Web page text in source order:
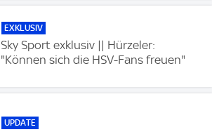
EXKLUSIV
Sky Sport exklusiv || Hürzeler:
"Können sich die HSV-Fans freuen"
UPDATE